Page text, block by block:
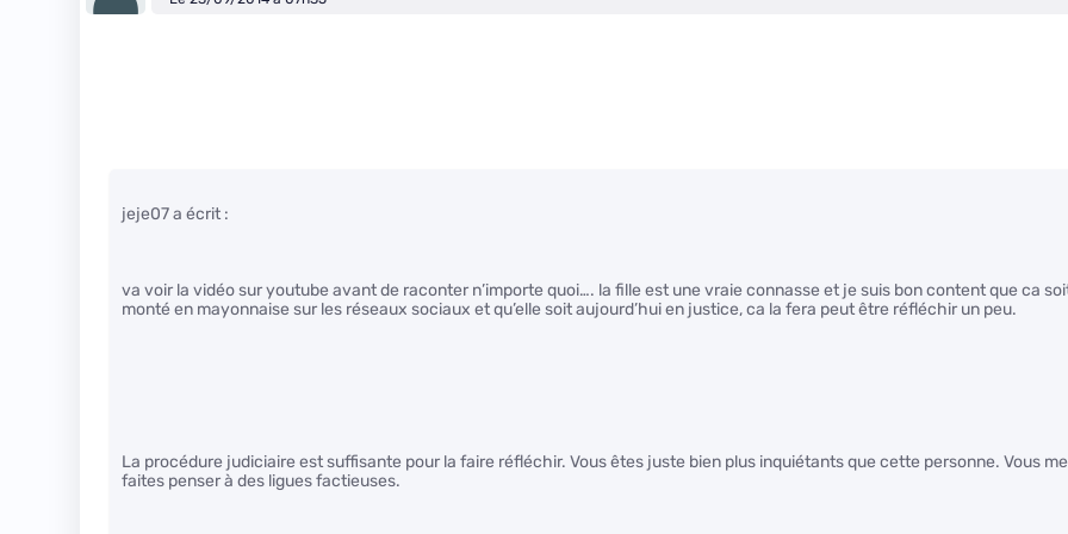
jeje07 a écrit :
va voir la vidéo sur youtube avant de raconter n’importe quoi…. la fille est une vraie connasse et je suis bon content que ca
monté en mayonnaise sur les réseaux sociaux et qu’elle soit aujourd’hui en justice, ca la fera peut être réfléchir un peu.
La procédure judiciaire est suffisante pour la faire réfléchir. Vous êtes juste bien plus inquiétants que cette personne. Vous me
faites penser à des ligues factieuses.